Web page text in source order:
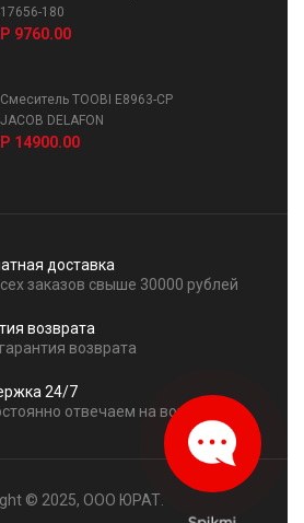
17656-180
Р 9760.00
Смеситель TOOBI E8963-CP
JACOB DELAFON
Р 14900.00
доставка
заказов свыше 30000 рублей
возврата
возврата
24/7
отвечаем на вопросы
© 2025, ООО ЮРАТ.